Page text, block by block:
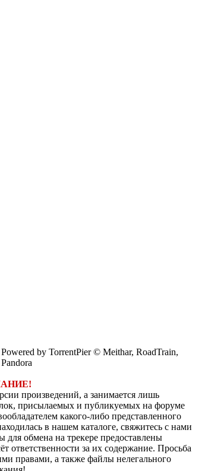
Powered by TorrentPier © Meithar, RoadTrain,
Pandora
произведений, а занимается лишь
присылаемых и публикуемых на форуме
какого-либо представленного
в нашем каталоге, свяжитесь с нами
обмена на трекере предоставлены
ответственности за их содержание. Просьба
правами, а также файлы нелегального